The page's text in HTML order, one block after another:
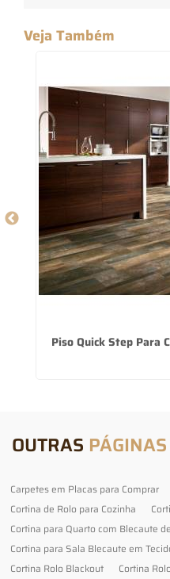
Veja Também
Piso Quick Step Para
OUTRAS PÁGINAS
Carpetes em Placas para Comprar
Cortina de Rolo para Cozinha
Cortina para Quarto com Blecaute
Cortina para Sala Blecaute em
Cortina Rolo Blackout
Cortina